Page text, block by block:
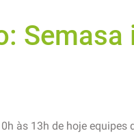
às 13h de hoje